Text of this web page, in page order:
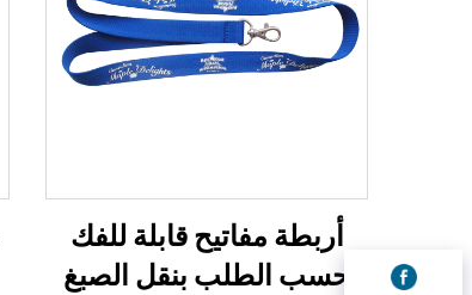
أربطة مفاتيح قابلة للفك
حسب الطلب بنقل الصبغ